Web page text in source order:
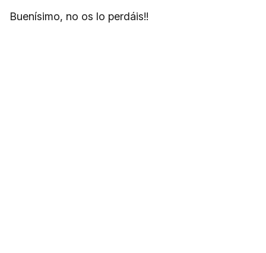
Buenísimo, no os lo perdáis!!